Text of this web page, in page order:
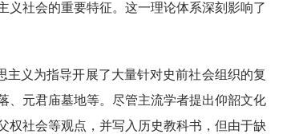
义社会的重要特征。这一理论体系深刻影响了
主义为指导开展了大量针对史前社会组织的复
、元君庙墓地等。尽管主流学者提出仰韶文化
权社会等观点，并写入历史教科书，但由于缺